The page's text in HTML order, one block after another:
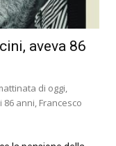
aveva 86
di oggi,
86 anni, Francesco